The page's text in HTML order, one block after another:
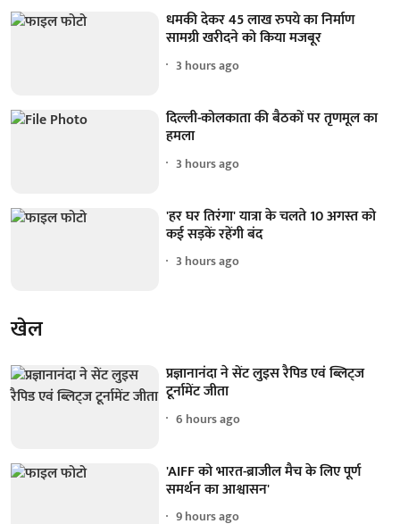
धमकी देकर 45 लाख रुपये का निर्माण
सामग्री खरीदने को किया मजबूर
3 hours ago
दिल्ली-कोलकाता की बैठकों पर तृणमूल का
हमला
3 hours ago
'हर घर तिरंगा' यात्रा के चलते 10 अगस्त को
कई सड़कें रहेंगी बंद
3 hours ago
खेल
प्रज्ञानानंदा ने सेंट लुइस रैपिड एवं ब्लिट्ज
टूर्नामेंट जीता
6 hours ago
'AIFF को भारत-ब्राजील मैच के लिए पूर्ण
समर्थन का आश्वासन'
9 hours ago